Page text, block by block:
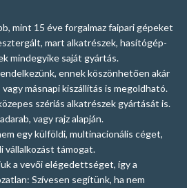
mint 15 éve forgalmaz faipari gépeket
mart alkatrészek, hasítógép-
mindegyike saját gyártás.
ennek köszönhetően akár
másnapi kiszállítás is megoldható.
szériás alkatrészek gyártását is.
vagy rajz alapján.
egy külföldi, multinacionális céget,
vállalkozást támogat.
a vevői elégedettséget, így a
Szívesen segítünk, ha nem